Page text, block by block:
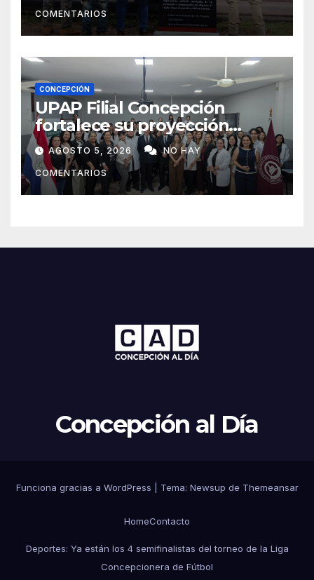
COMENTARIOS
CONCEPCIÓN
UPAP Filial Concepción
fortalece su proyección
internacional con la visita del
Prof. Dr. Antonio Castaño,
referente de la Universidad
de Sevilla
AGOSTO 5, 2026 NO HAY
COMENTARIOS
Concepción al Día
Funciona gracias a WordPress Tema: Newsup de Themeansar
HomeContacto
Deportes: Ya están los 4 semifinalistas del torneo de la Liga
Concepcionera de Fútbol